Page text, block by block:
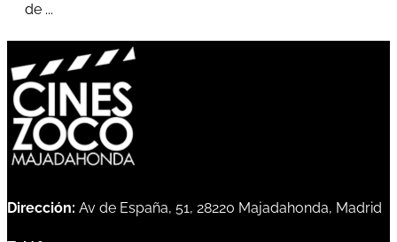
de ...
Dirección: Av de España, 51, 28220 Majadahonda, Madrid